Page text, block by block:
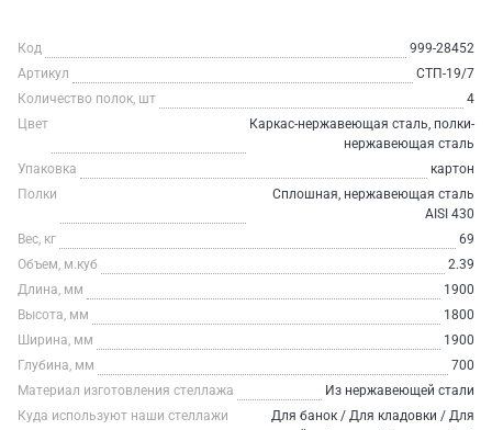
Код
999-28452
Артикул
СТП-19/7
Количество полок, шт
4
Цвет
Каркас-нержавеющая сталь, полки-
нержавеющая сталь
Упаковка
картон
Полки
Сплошная, нержавеющая сталь
AISI 430
Вес, кг
69
Объем, м.куб
2.39
Длина, мм
1900
Высота, мм
1800
Ширина, мм
1900
Глубина, мм
700
Материал изготовления стеллажа
Из нержавеющей стали
Куда используют наши стеллажи
Для банок / Для кладовки / Для